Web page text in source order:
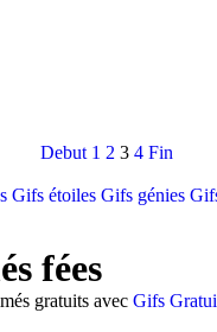
Debut 1 2 3 4 Fin
Gifs étoiles Gifs génies
fées
gratuits avec Gifs